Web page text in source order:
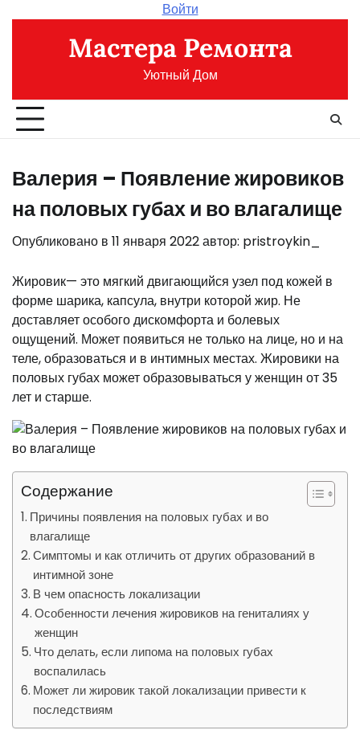
содержимому
Войти
Мастера Ремонта
Уютный Дом
Валерия – Появление жировиков
на половых губах и во влагалище
Опубликовано в 11 января 2022автор: pristroykin_
Жировик— это мягкий двигающийся узел под кожей в
форме шарика, капсула, внутри которой жир. Не
доставляет особого дискомфорта и болевых
ощущений. Может появиться не только на лице, но и на
теле, образоваться и в интимных местах. Жировики на
половых губах может образовываться у женщин от 35
лет и старше.
Содержание
Причины появления на половых губах и во
влагалище
Симптомы и как отличить от других образований в
интимной зоне
В чем опасность локализации
Особенности лечения жировиков на гениталиях у
женщин
Что делать, если липома на половых губах
воспалилась
Может ли жировик такой локализации привести к
последствиям